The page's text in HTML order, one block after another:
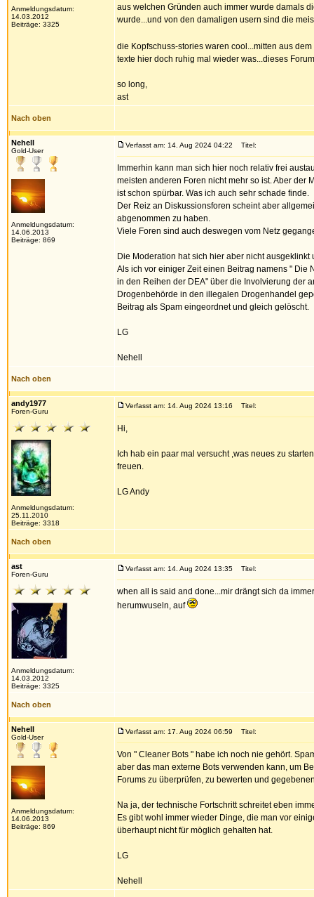
Anmeldungsdatum:
14.03.2012
Beiträge: 3325
aus welchen Gründen auch immer wurde damals
wurde...und von den damaligen usern sind die
die Kopfschuss-stories waren cool...mitten aus
texte hier doch ruhig mal wieder was...dieses
so long,
ast
Nach oben
Nehell
Gold-User
Anmeldungsdatum:
14.06.2013
Beiträge: 869
Verfasst am: 14. Aug 2024 04:22 Titel:
Immerhin kann man sich hier noch relativ frei
meisten anderen Foren nicht mehr so ist. Aber der
ist schon spürbar. Was ich auch sehr schade finde.
Der Reiz an Diskussionsforen scheint aber
abgenommen zu haben.
Viele Foren sind auch deswegen vom Netz
Die Moderation hat sich hier aber nicht ausgeklinkt
Als ich vor einiger Zeit einen Beitrag namens " Die
in den Reihen der DEA" über die Involvierung der
Drogenbehörde in den illegalen Drogenhandel
Beitrag als Spam eingeordnet und gleich gelöscht.
LG
Nehell
Nach oben
andy1977
Foren-Guru
Anmeldungsdatum:
25.11.2010
Beiträge: 3318
Verfasst am: 14. Aug 2024 13:16 Titel:
Hi,
Ich hab ein paar mal versucht ,was neues zu
freuen.
LG Andy
Nach oben
ast
Foren-Guru
Anmeldungsdatum:
14.03.2012
Beiträge: 3325
Verfasst am: 14. Aug 2024 13:35 Titel:
when all is said and done...mir drängt sich da
herumwuseln, auf
Nach oben
Nehell
Gold-User
Anmeldungsdatum:
14.06.2013
Beiträge: 869
Verfasst am: 17. Aug 2024 06:59 Titel:
Von " Cleaner Bots " habe ich noch nie gehört.
aber das man externe Bots verwenden kann, um
Forums zu überprüfen, zu bewerten und
Na ja, der technische Fortschritt schreitet eben
Es gibt wohl immer wieder Dinge, die man vor
überhaupt nicht für möglich gehalten hat.
LG
Nehell